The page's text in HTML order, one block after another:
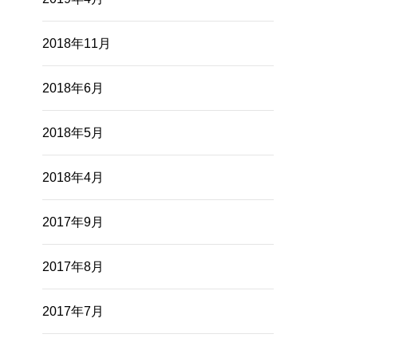
2018年11月
2018年6月
2018年5月
2018年4月
2017年9月
2017年8月
2017年7月